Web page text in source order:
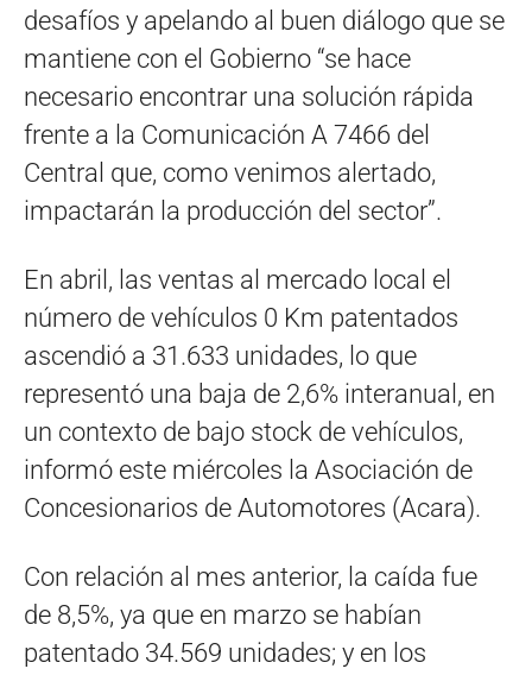
desafíos y apelando al buen diálogo que se
mantiene con el Gobierno “se hace
necesario encontrar una solución rápida
frente a la Comunicación A 7466 del
Central que, como venimos alertado,
impactarán la producción del sector”.
En abril, las ventas al mercado local el
número de vehículos 0 Km patentados
ascendió a 31.633 unidades, lo que
representó una baja de 2,6% interanual, en
un contexto de bajo stock de vehículos,
informó este miércoles la Asociación de
Concesionarios de Automotores (Acara).
Con relación al mes anterior, la caída fue
de 8,5%, ya que en marzo se habían
patentado 34.569 unidades; y en los